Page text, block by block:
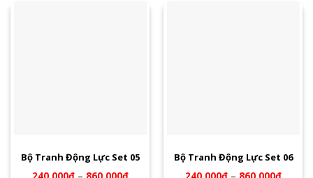
Bộ Tranh Động Lực Set 05
240,000₫– 860,000₫
Bộ Tranh Động Lực Set 06
240,000₫– 860,000₫